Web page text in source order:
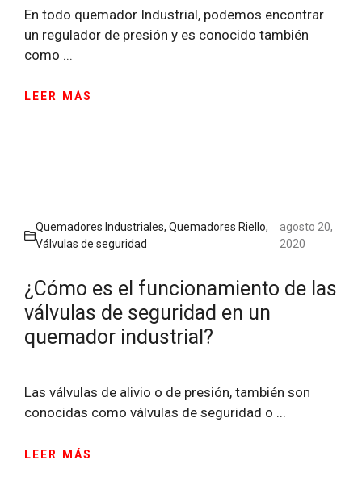
En todo quemador Industrial, podemos encontrar
un regulador de presión y es conocido también
como ...
LEER MÁS
Quemadores Industriales, Quemadores Riello,
Válvulas de seguridad
agosto 20,
2020
¿Cómo es el funcionamiento de las
válvulas de seguridad en un
quemador industrial?
Las válvulas de alivio o de presión, también son
conocidas como válvulas de seguridad o ...
LEER MÁS